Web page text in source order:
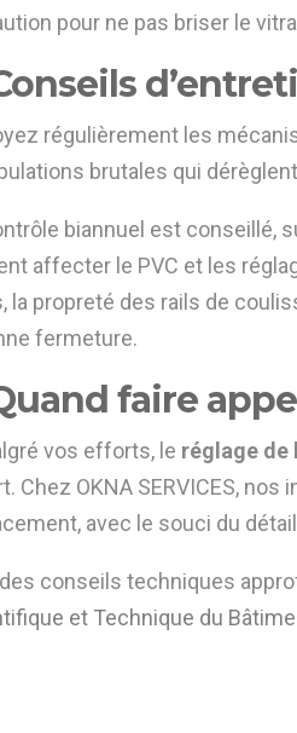
pour ne pas briser le
régulièrement les
brutales qui
biannuel est conseillé,
affecter le PVC et les
la propreté des rails de
fermeture.
faire
vos efforts, le réglage de
Chez OKNA SERVICES,
avec le souci du
conseils techniques
et Technique du